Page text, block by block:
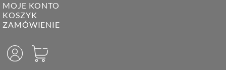
MOJE KONTO
KOSZYK
ZAMÓWIENIE